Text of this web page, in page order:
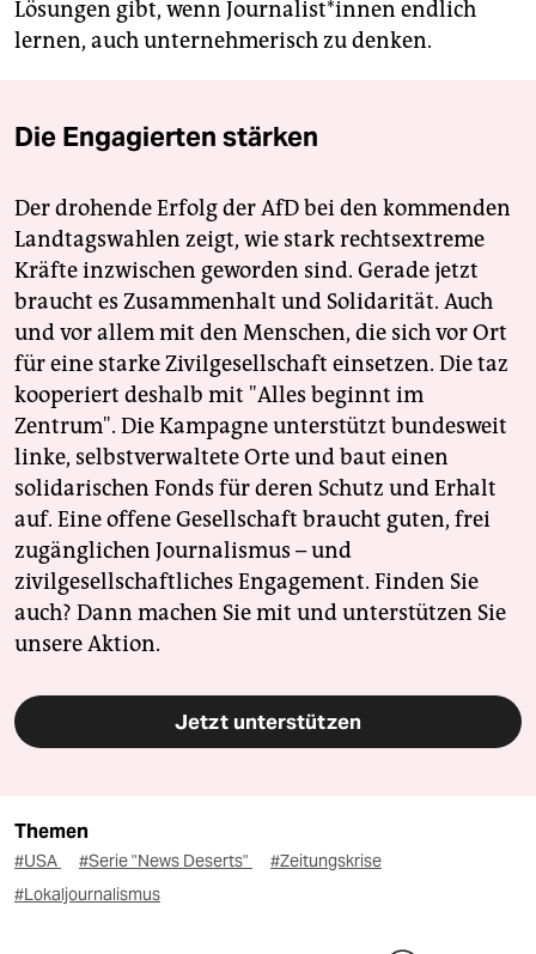
Lösungen gibt, wenn Journalist*innen endlich
lernen, auch unternehmerisch zu denken.
Die Engagierten stärken
Der drohende Erfolg der AfD bei den kommenden
Landtagswahlen zeigt, wie stark rechtsextreme
Kräfte inzwischen geworden sind. Gerade jetzt
braucht es Zusammenhalt und Solidarität. Auch
und vor allem mit den Menschen, die sich vor Ort
für eine starke Zivilgesellschaft einsetzen. Die taz
kooperiert deshalb mit "Alles beginnt im
Zentrum". Die Kampagne unterstützt bundesweit
linke, selbstverwaltete Orte und baut einen
solidarischen Fonds für deren Schutz und Erhalt
auf. Eine offene Gesellschaft braucht guten, frei
zugänglichen Journalismus – und
zivilgesellschaftliches Engagement. Finden Sie
auch? Dann machen Sie mit und unterstützen Sie
unsere Aktion.
Jetzt unterstützen
Themen
#USA #Serie "News Deserts"
#Zeitungskrise
#Lokaljournalismus